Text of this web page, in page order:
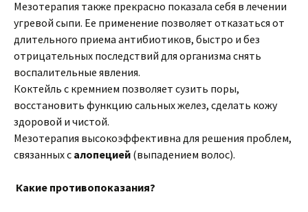
Мезотерапия также прекрасно показала себя в лечении
угревой сыпи. Ее применение позволяет отказаться от
длительного приема антибиотиков, быстро и без
отрицательных последствий для организма снять
воспалительные явления.
Коктейль с кремнием позволяет сузить поры,
восстановить функцию сальных желез, сделать кожу
здоровой и чистой.
Мезотерапия высокоэффективна для решения проблем,
связанных с алопецией (выпадением волос).
Какие противопоказания?